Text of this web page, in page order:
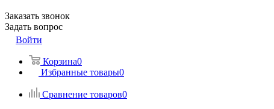
Заказать звонок
Задать вопрос
Войти
Корзина0
Избранные товары0
Сравнение товаров0